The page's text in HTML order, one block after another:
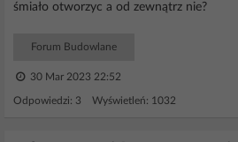
śmiało otworzyc a od zewnątrz nie?
Forum Budowlane
30 Mar 2023 22:52
Odpowiedzi: 3 Wyświetleń: 1032